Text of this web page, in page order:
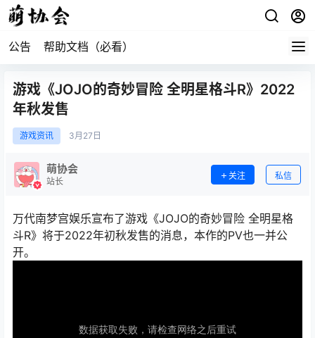
公告 帮助文档（必看）
游戏《JOJO的奇妙冒险 全明星格斗R》2022
年秋发售
游戏资讯 3月 27日
萌协会
站长
关注 私信
万代南梦宫娱乐宣布了游戏《JOJO的奇妙冒险 全明星格
斗R》将于2022年初秋发售的消息，本作的PV也一并公
开。